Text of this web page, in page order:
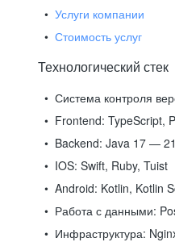
Услуги компании
Стоимость услуг
Технологический стек
Система контроля
Frontend: TypeScript,
Backend: Java 17 —
IOS: Swift, Ruby, Tuist
Android: Kotlin, Kotlin
Работа с данными:
Инфраструктура: